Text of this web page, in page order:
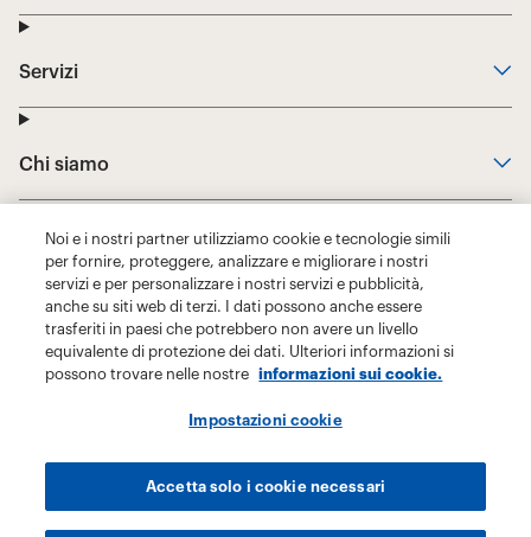
Noi e i nostri partner utilizziamo cookie e tecnologie simili
per fornire, proteggere, analizzare e migliorare i nostri
servizi e per personalizzare i nostri servizi e pubblicità,
anche su siti web di terzi. I dati possono anche essere
trasferiti in paesi che potrebbero non avere un livello
equivalente di protezione dei dati. Ulteriori informazioni si
possono trovare nelle nostre
informazioni sui cookie.
Impostazioni cookie
Accetta solo i cookie necessari